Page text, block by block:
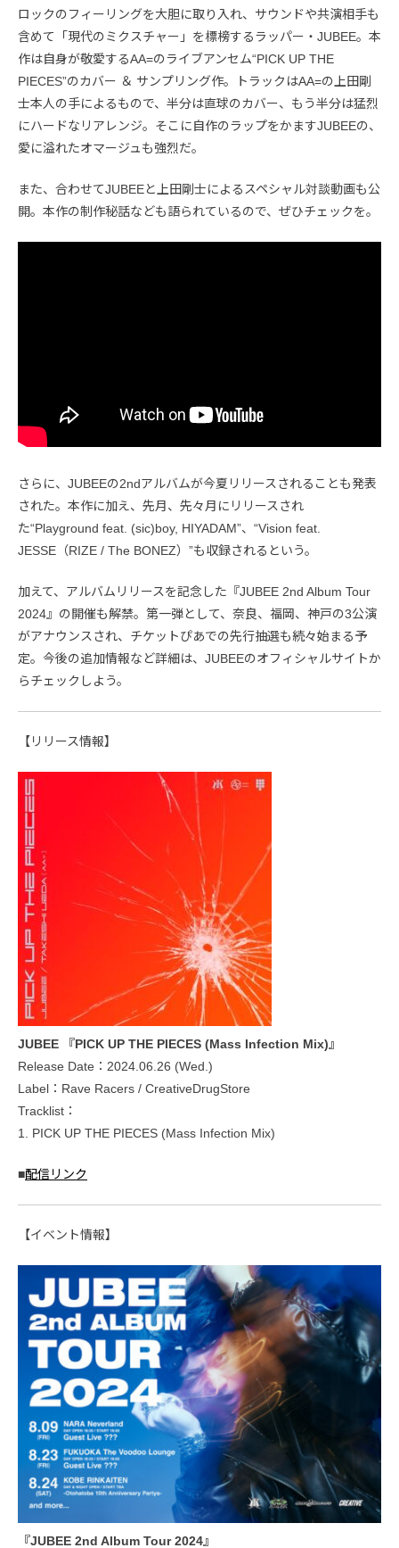
ロックのフィーリングを大胆に取り入れ、サウンドや共演相手も
含めて「現代のミクスチャー」を標榜するラッパー・JUBEE。本
作は自身が敬愛するAA=のライブアンセム“PICK UP THE
PIECES”のカバー ＆ サンプリング作。トラックはAA=の上田剛
士本人の手によるもので、半分は直球のカバー、もう半分は猛烈
にハードなリアレンジ。そこに自作のラップをかますJUBEEの、
愛に溢れたオマージュも強烈だ。
また、合わせてJUBEEと上田剛士によるスペシャル対談動画も公
開。本作の制作秘話なども語られているので、ぜひチェックを。
さらに、JUBEEの2ndアルバムが今夏リリースされることも発表
された。本作に加え、先月、先々月にリリースされ
た“Playground feat. (sic)boy, HIYADAM”、“Vision feat.
JESSE（RIZE / The BONEZ）”も収録されるという。
加えて、アルバムリリースを記念した『JUBEE 2nd Album Tour
2024』の開催も解禁。第一弾として、奈良、福岡、神戸の3公演
がアナウンスされ、チケットぴあでの先行抽選も続々始まる予
定。今後の追加情報など詳細は、JUBEEのオフィシャルサイトか
らチェックしよう。
【リリース情報】
JUBEE 『PICK UP THE PIECES (Mass Infection Mix)』
Release Date：2024.06.26 (Wed.)
Label：Rave Racers / CreativeDrugStore
Tracklist：
1. PICK UP THE PIECES (Mass Infection Mix)
■配信リンク
【イベント情報】
『JUBEE 2nd Album Tour 2024』